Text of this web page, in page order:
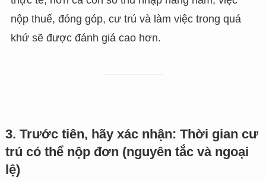
nộp thuế, đóng góp, cư trú và làm việc trong quá
khứ sẽ được đánh giá cao hơn.
3. Trước tiên, hãy xác nhận: Thời gian cư
trú có thể nộp đơn (nguyên tắc và ngoại
lệ)